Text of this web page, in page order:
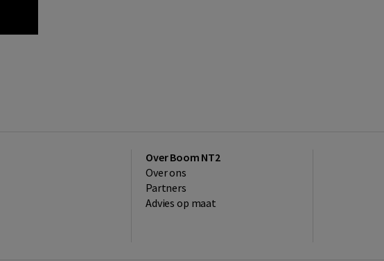
Over Boom NT2
Over ons
Partners
Advies op maat